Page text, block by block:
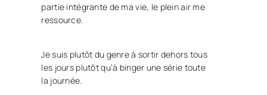
partie intégrante de ma vie, le plein air me
ressource.
Je suis plutôt du genre à sortir dehors tous
les jours plutôt qu’à binger une série toute
la journée.